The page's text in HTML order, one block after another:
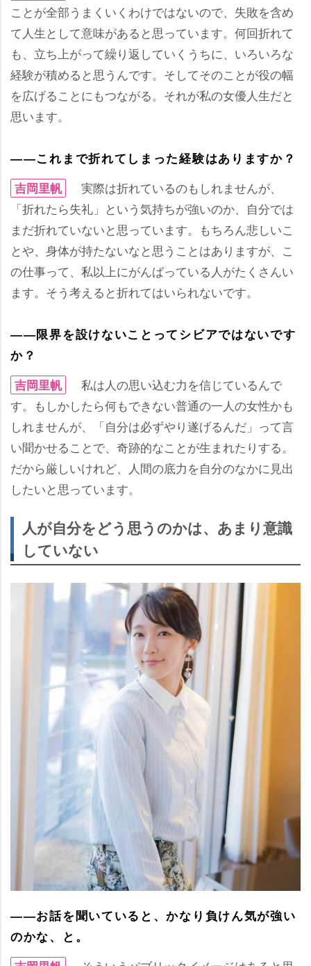
ことが全部うまくいくわけではないので、失敗を含め
て人生として意味があると思っています。何回折れて
も、立ち上がって繰り返していくうちに、いろいろな
経験が積めると思うんです。そしてそのことが役の幅
を広げることにもつながる。それが私の女優人生だと
思います。
――これまで折れてしまった経験はありますか？
吉岡里帆
実際は折れているのもしれませんが、
「折れたら失礼」という気持ちが強いのか、自分では
まだ折れていないと思っています。もちろん悲しいこ
とや、身体が持たないなと思うことはありますが、こ
の仕事って、私以上にがんばっている人がたくさんい
ます。そう考えると折れてはいられないです。
――限界を設けないことってシビアではないです
か？
吉岡里帆
私は人の思い込む力を信じているんで
す。もしかしたら何もできない普通の一人の女性かも
しれませんが、「自分は必ずやり遂げるんだ」って言
い聞かせることで、奇跡的なことが生まれたりする。
だから厳しいけれど、人間の底力を自分のなかに見出
したいと思っています。
人が自分をどう思うのかは、あまり意識
していない
――お話を聞いていると、かなり負けん気が強い
のかな、と。